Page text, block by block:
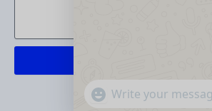
WhatsApp